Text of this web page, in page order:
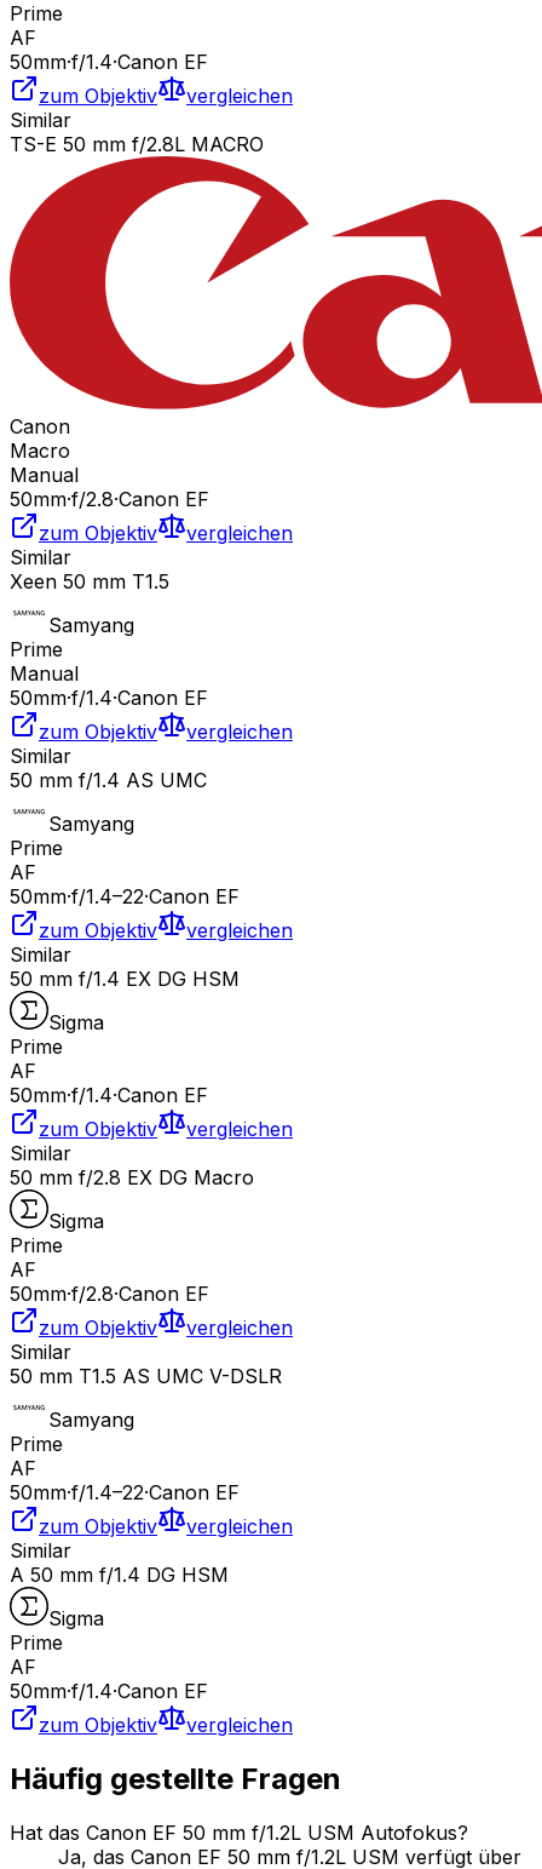
Prime
AF
50mm·f/1.4·Canon EF
zum Objektiv
vergleichen
Similar
TS-E 50 mm f/2.8L MACRO
Canon
Macro
Manual
50mm·f/2.8·Canon EF
zum Objektiv
vergleichen
Similar
Xeen 50 mm T1.5
Samyang
Prime
Manual
50mm·f/1.4·Canon EF
zum Objektiv
vergleichen
Similar
50 mm f/1.4 AS UMC
Samyang
Prime
AF
50mm·f/1.4–22·Canon EF
zum Objektiv
vergleichen
Similar
50 mm f/1.4 EX DG HSM
Sigma
Prime
AF
50mm·f/1.4·Canon EF
zum Objektiv
vergleichen
Similar
50 mm f/2.8 EX DG Macro
Sigma
Prime
AF
50mm·f/2.8·Canon EF
zum Objektiv
vergleichen
Similar
50 mm T1.5 AS UMC V-DSLR
Samyang
Prime
AF
50mm·f/1.4–22·Canon EF
zum Objektiv
vergleichen
Similar
A 50 mm f/1.4 DG HSM
Sigma
Prime
AF
50mm·f/1.4·Canon EF
zum Objektiv
vergleichen
Häufig gestellte Fragen
Hat das Canon EF 50 mm f/1.2L USM Autofokus?
Ja, das Canon EF 50 mm f/1.2L USM verfügt über